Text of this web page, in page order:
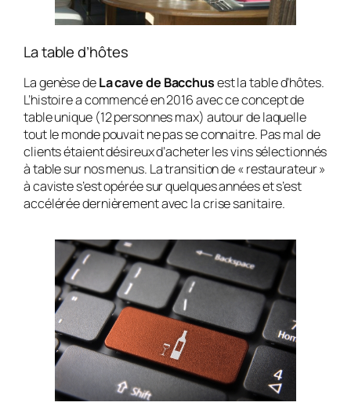
La table d’hôtes
La genèse deLa cave de Bacchusest la table d’hôtes.
L’histoire a commencé en 2016 avec ce concept de
table unique (12 personnes max) autour de laquelle
tout le monde pouvait ne pas se connaitre. Pas mal de
clients étaient désireux d’acheter les vins sélectionnés
à table sur nos menus. La transition de « restaurateur »
à caviste s’est opérée sur quelques années et s’est
accélérée dernièrement avec la crise sanitaire.